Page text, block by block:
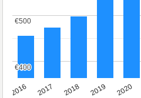
2016 2017 2018 2019 2020
€400
€400
€500
€500